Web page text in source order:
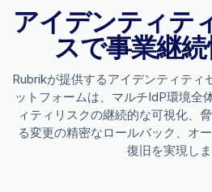
アイデンティテ
スで事業継
Rubrikが提供するアイデンティティ
ットフォームは、マルチIdP環境全
ィティリスクの継続的な可視化、
る変更の精密なロールバック、オ
復旧を実現しま